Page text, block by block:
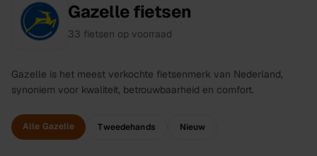
Gazelle fietsen
33 fietsen op voorraad
Gazelle is het meest verkochte fietsenmerk van Nederland,
synoniem voor kwaliteit, betrouwbaarheid en comfort.
Alle Gazelle Tweedehands Nieuw